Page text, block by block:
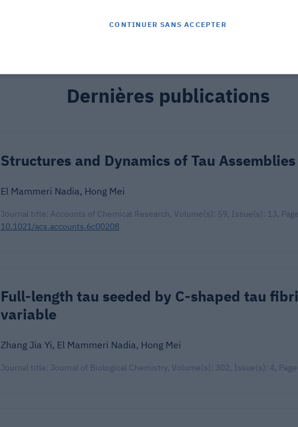
CONTINUER SANS ACCEPTER
Dernières publications
Structures and Dynamics of Tau
El Mammeri Nadia, Hong Mei
Journal title: Accounts of Chemical Research, Volume(s): 59, Issue(s): 13,
10.1021/acs.accounts.6c00208
Full-length tau seeded by C-shaped tau
variable
Zhang Jia Yi, El Mammeri Nadia, Hong Mei
Journal title: Journal of Biological Chemistry, Volume(s): 302, Issue(s): 4,